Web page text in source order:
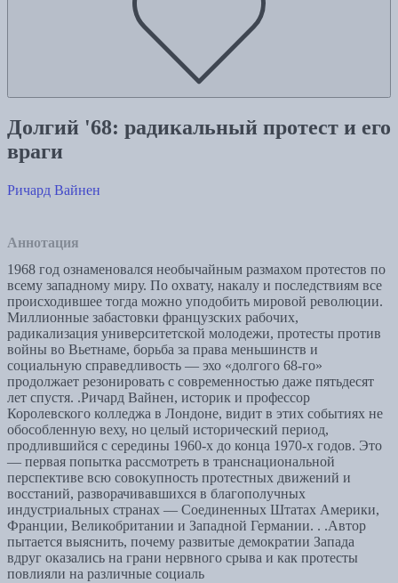
Долгий '68: радикальный протест и его
враги
Ричард Вайнен
Аннотация
1968 год ознаменовался необычайным размахом протестов по
всему западному миру. По охвату, накалу и последствиям все
происходившее тогда можно уподобить мировой революции.
Миллионные забастовки французских рабочих,
радикализация университетской молодежи, протесты против
войны во Вьетнаме, борьба за права меньшинств и
социальную справедливость — эхо «долгого 68-го»
продолжает резонировать с современностью даже пятьдесят
лет спустя. .Ричард Вайнен, историк и профессор
Королевского колледжа в Лондоне, видит в этих событиях не
обособленную веху, но целый исторический период,
продлившийся с середины 1960-х до конца 1970-х годов. Это
— первая попытка рассмотреть в транснациональной
перспективе всю совокупность протестных движений и
восстаний, разворачивавшихся в благополучных
индустриальных странах — Соединенных Штатах Америки,
Франции, Великобритании и Западной Германии. . .Автор
пытается выяснить, почему развитые демократии Запада
вдруг оказались на грани нервного срыва и как протесты
повлияли на различные социаль